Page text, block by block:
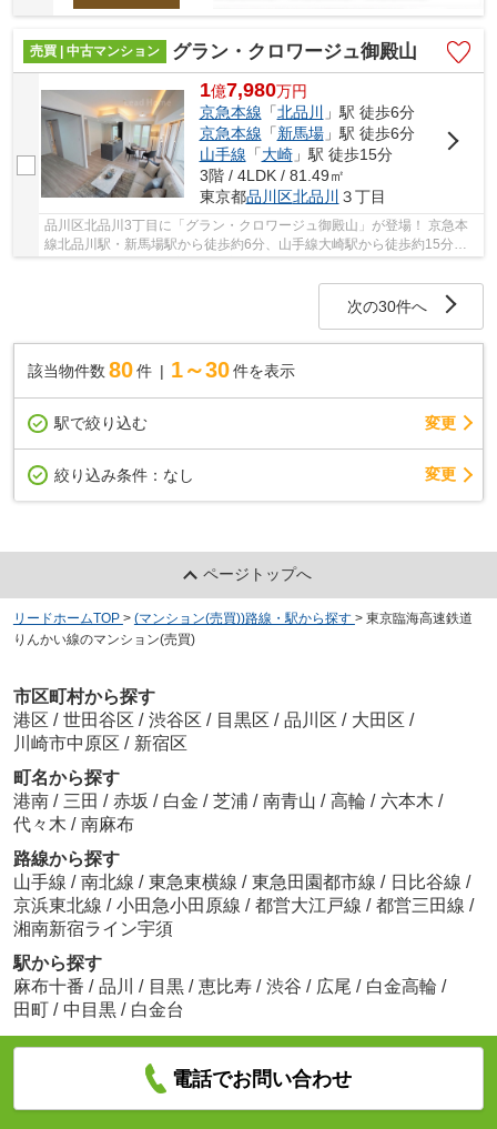
売買 | 中古マンション グラン・クロワージュ御殿山
1億7,980万円
京急本線 「北品川
」駅 徒歩6分
京急本線 「新馬場」駅 徒歩6分
山手線 「大崎」駅 徒歩15分
3階 / 4LDK / 81.49㎡
東京都品川区北品川 ３丁目
品川区北品川3丁目に「グラン・クロワージュ御殿山」が登場！ 京急本
線北品川駅・新馬場駅から徒歩約6分、山手線大崎駅から徒歩約15分。 5
次の30件へ
該当物件数 80件 1～30 件を表示
駅で絞り込む 変更
絞り込み条件： なし 変更
ページトップへ
リードホームTOP > (マンション(売買))路線・駅から探す > 東京臨海高速鉄道
りんかい線のマンション(売買)
市区町村から探す
港区 / 世田谷区 / 渋谷区 / 目黒区 / 品川区 / 大田区 /
川崎市中原区 / 新宿区
町名から探す
港南 / 三田 / 赤坂 / 白金 / 芝浦 / 南青山 / 高輪 / 六本木 /
代々木 / 南麻布
路線から探す
山手線 / 南北線 / 東急東横線 / 東急田園都市線 / 日比谷線 /
京浜東北線 / 小田急小田原線 / 都営大江戸線 / 都営三田線 /
湘南新宿ライン宇須
駅から探す
麻布十番 / 品川 / 目黒 / 恵比寿 / 渋谷 / 広尾 / 白金高輪 /
田町 / 中目黒 / 白金台
電話でお問い合わせ